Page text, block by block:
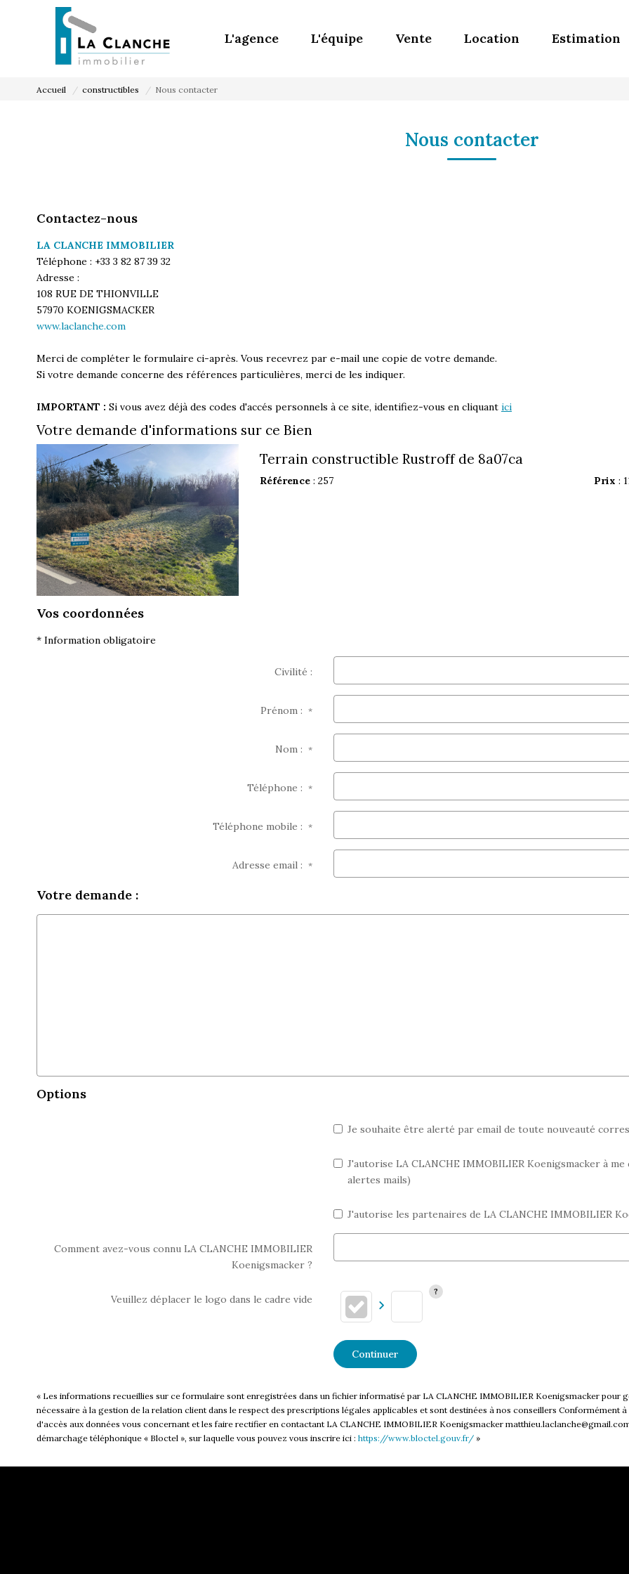
L'agence L'équipe Vente Location Estimation
Accueil constructibles Nous contacter
Nous contacter
Contactez-nous
LA CLANCHE IMMOBILIER
Téléphone : +33 3 82 87 39 32
Adresse :
108 RUE DE THIONVILLE
57970 KOENIGSMACKER
www.laclanche.com
Merci de compléter le formulaire ci-après. Vous recevrez par e-mail une copie de votre demande.
Si votre demande concerne des références particulières, merci de les indiquer.
IMPORTANT : Si vous avez déjà des codes d'accés personnels à ce site, identifiez-vous en cliquant ici
Votre demande d'informations sur ce Bien
Terrain constructible Rustroff de 8a07ca
Référence: 257 Prix :
Vos coordonnées
* Information obligatoire
Civilité :
Prénom :*
Nom :*
Téléphone :*
Téléphone mobile :*
Adresse email :*
Votre demande :
Options
Je souhaite être alerté par email de toute nouveauté
J'autorise LA CLANCHE IMMOBILIER Koenigsmacker à
alertes mails)
J'autorise les partenaires de LA CLANCHE IMMOBILIER
Comment avez-vous connu LA CLANCHE IMMOBILIER
Koenigsmacker ?
Veuillez déplacer le logo dans le cadre vide
Continuer
« Les informations recueillies sur ce formulaire sont enregistrées dans un fichier informatisé par LA CLANCHE IMMOBILIER Koenigsmacker pour
nécessaire à la gestion de la relation client dans le respect des prescriptions légales applicables et sont destinées à nos conseillers Conformément
d'accès aux données vous concernant et les faire rectifier en contactant LA CLANCHE IMMOBILIER Koenigsmacker
démarchage téléphonique « Bloctel », sur laquelle vous pouvez vous inscrire ici : https://www.bloctel.gouv.fr/ »